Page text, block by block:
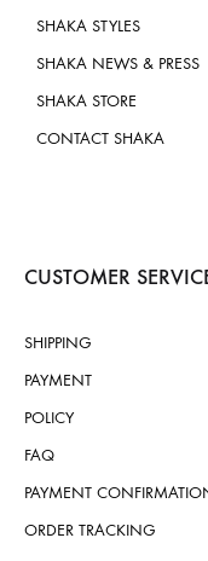
SHAKA STYLES
SHAKA NEWS & PRESS
SHAKA STORE
CONTACT SHAKA
CUSTOMER
SHIPPING
PAYMENT
POLICY
FAQ
PAYMENT
ORDER TRACKING